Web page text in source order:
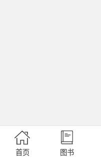
首页 图书